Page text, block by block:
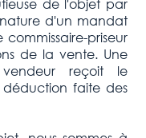
de l'objet par
d'un mandat
priseur
de la vente. Une
reçoit le
faite des